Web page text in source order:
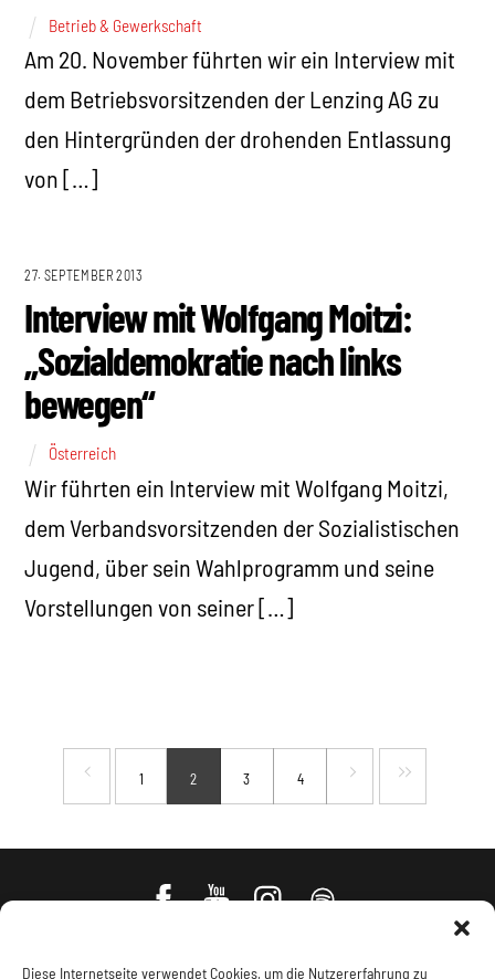
Diese Internetseite verwendet Cookies, um die Nutzererfahrung zu
Betrieb & Gewerkschaft
Am 20. November führten wir ein Interview mit
dem Betriebsvorsitzenden der Lenzing AG zu
den Hintergründen der drohenden Entlassung
von […]
27. SEPTEMBER 2013
Interview mit Wolfgang Moitzi:
„Sozialdemokratie nach links
bewegen“
Österreich
Wir führten ein Interview mit Wolfgang Moitzi,
dem Verbandsvorsitzenden der Sozialistischen
Jugend, über sein Wahlprogramm und seine
Vorstellungen von seiner […]
1 2 3 4